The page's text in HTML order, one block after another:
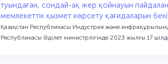
туындаған, сондай-ақ жер қойнауын
мемлекеттік қызмет көрсету қағидаларын
Қазақстан Республикасы Индустрия және
Республикасы Әділет министрлігінде 2023 жылғы 17